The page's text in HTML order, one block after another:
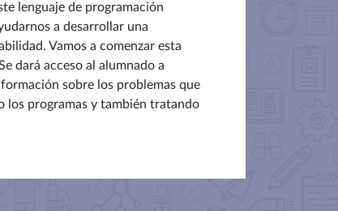
lenguaje de programación
a desarrollar una
Vamos a comenzar esta
dará acceso al alumnado a
sobre los problemas que
los programas y también tratando